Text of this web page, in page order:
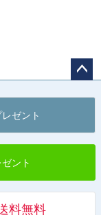
へ
ゼント
ント
料無料